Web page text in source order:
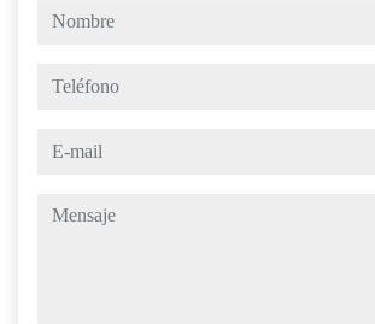
nombre
teléfono
e-mail
mensaje